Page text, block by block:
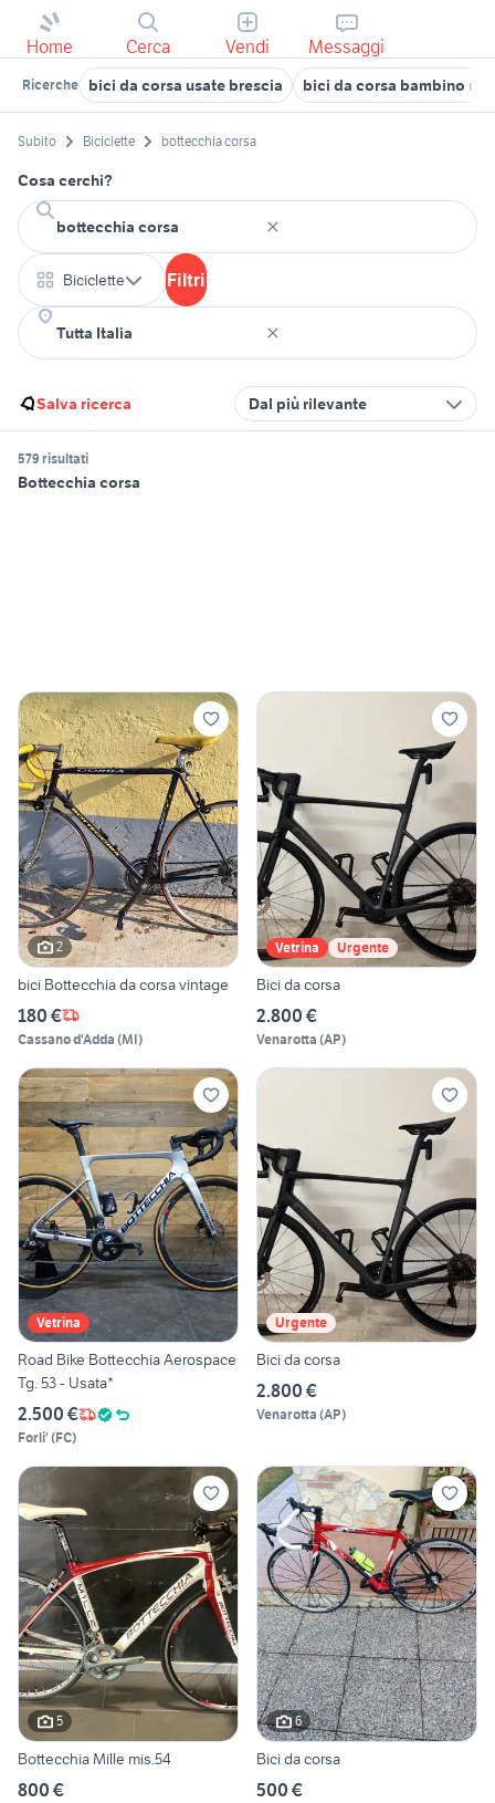
Home Cerca Vendi Messaggi
Ricerche bici da corsa usate brescia bici da corsa bambino
Subito Biciclette bottecchia corsa
Cosa cerchi?
Biciclette Filtri
Salva ricerca Dal più rilevante
579 risultati
Bottecchia corsa
2
bici Bottecchia da corsa vintage
180 €
Cassano d'Adda (MI)
Vetrina Urgente
Bici da corsa
2.800 €
Venarotta (AP)
Vetrina
Road Bike Bottecchia Aerospace
Tg. 53 - Usata*
2.500 €
Forli' (FC)
Urgente
Bici da corsa
2.800 €
Venarotta (AP)
5
Bottecchia Mille mis.54
800 €
6
Bici da corsa
500 €